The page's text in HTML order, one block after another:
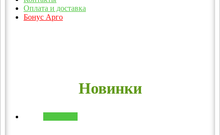
Оплата и доставка
Бонус Арго
Новинки